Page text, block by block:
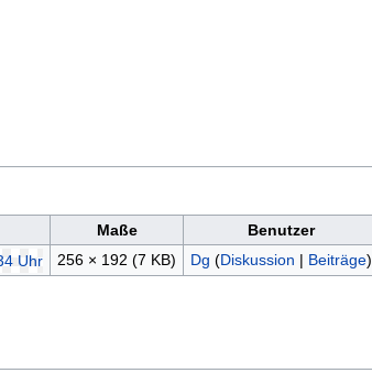
Maße Benutzer
256 × 192 (7 KB) Dg (Diskussion | Beiträge)